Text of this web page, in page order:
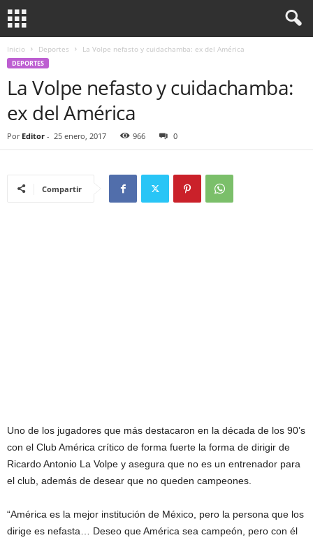
Inicio Deportes La Volpe nefasto y cuidachamba: ex del América
DEPORTES
La Volpe nefasto y cuidachamba:
ex del América
Por Editor - 25 enero, 2017 966 0
Compartir
Uno de los jugadores que más destacaron en la década de los 90’s
con el Club América crítico de forma fuerte la forma de dirigir de
Ricardo Antonio La Volpe y asegura que no es un entrenador para
el club, además de desear que no queden campeones.
“América es la mejor institución de México, pero la persona que los
dirige es nefasta… Deseo que América sea campeón, pero con él